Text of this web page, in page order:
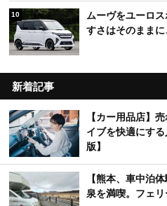
10
ムーヴをユーロ
すさはそのまま
新着記事
【カー用品店】
イブを快適にす
版】
【熊本、車中泊
泉を満喫。フェ